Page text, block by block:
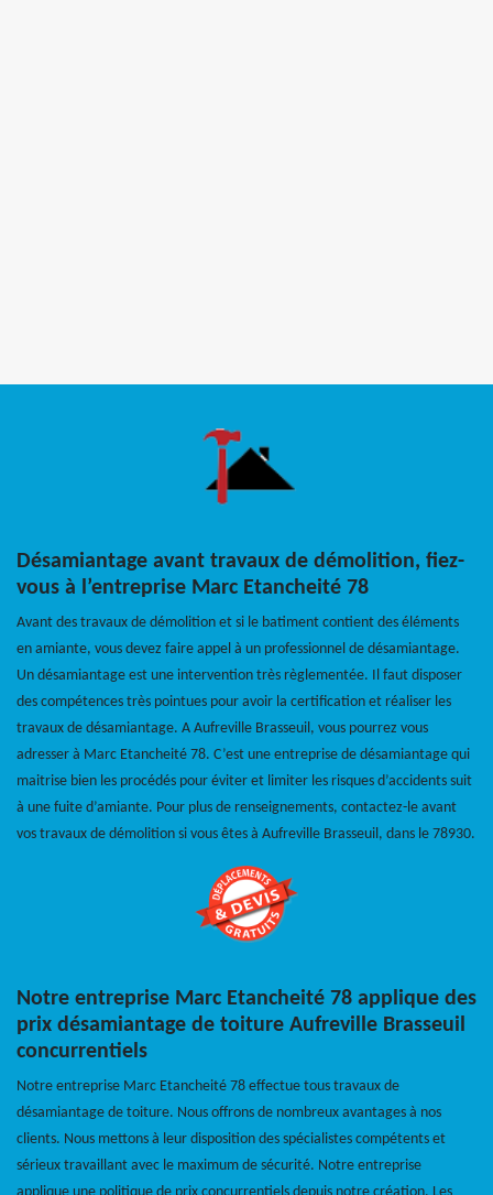
Désamiantage avant travaux de démolition, fiez-
vous à l’entreprise Marc Etancheité 78
Avant des travaux de démolition et si le batiment contient des éléments
en amiante, vous devez faire appel à un professionnel de désamiantage.
Un désamiantage est une intervention très règlementée. Il faut disposer
des compétences très pointues pour avoir la certification et réaliser les
travaux de désamiantage. A Aufreville Brasseuil, vous pourrez vous
adresser à Marc Etancheité 78. C’est une entreprise de désamiantage qui
maitrise bien les procédés pour éviter et limiter les risques d’accidents suit
à une fuite d’amiante. Pour plus de renseignements, contactez-le avant
vos travaux de démolition si vous êtes à Aufreville Brasseuil, dans le 78930.
Notre entreprise Marc Etancheité 78 applique des
prix désamiantage de toiture Aufreville Brasseuil
concurrentiels
Notre entreprise Marc Etancheité 78 effectue tous travaux de
désamiantage de toiture. Nous offrons de nombreux avantages à nos
clients. Nous mettons à leur disposition des spécialistes compétents et
sérieux travaillant avec le maximum de sécurité. Notre entreprise